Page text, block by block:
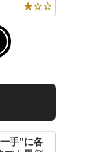
★☆☆
手”に各